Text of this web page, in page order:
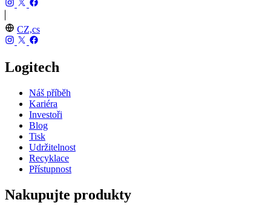
CZ,cs
Logitech
Náš příběh
Kariéra
Investoři
Blog
Tisk
Udržitelnost
Recyklace
Přístupnost
Nakupujte produkty